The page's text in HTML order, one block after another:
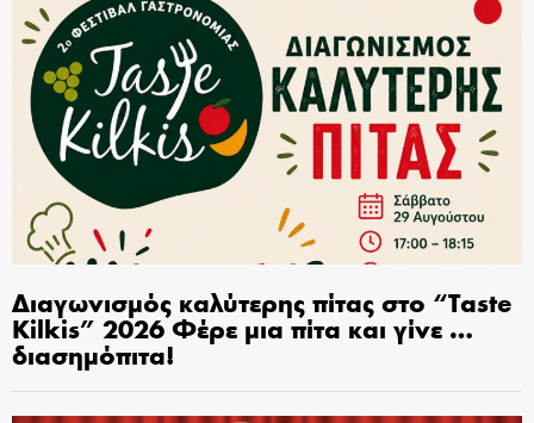
Διαγωνισμός καλύτερης πίτας στο “Taste
Kilkis” 2026 Φέρε μια πίτα και γίνε …
διασημόπιτα!